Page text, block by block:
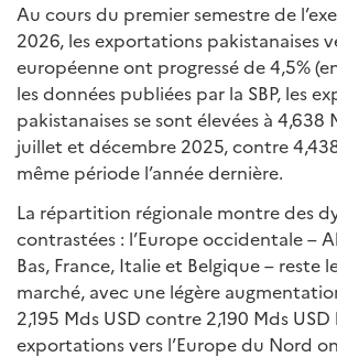
Au cours du premier semestre de
2026, les exportations pakistanaises
européenne ont progressé de 4,5%
les données publiées par la SBP, les
pakistanaises se sont élevées à 4,638
juillet et décembre 2025, contre
même période l’année dernière.
La répartition régionale montre des
contrastées : l’Europe occidentale –
Bas, France, Italie et Belgique – reste
marché, avec une légère
2,195 Mds USD contre 2,190 Mds USD
exportations vers l’Europe du Nord